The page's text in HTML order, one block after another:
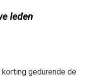
leden
gedurende de